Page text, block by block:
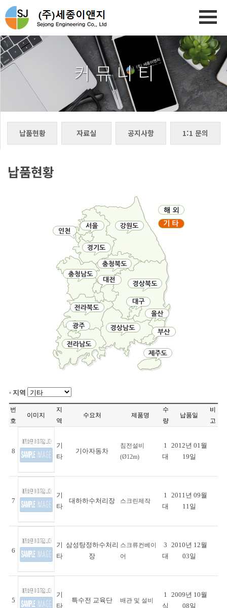
커 뮤 니 티
납품현황 자료실 공지사항 1:1 문의
납품현황
지역
번
호
이미지
지
역
수요처 제품명
수
량
납품일
비
고
8
기
타
기아자동차
침전설비
(Ø12m)
1
대
2012년 01월
19일
7
기
타
대하하수처리장 스크린제작
1
대
2011년 09월
11일
6
기
타
삼성탕정하수처리
장
스크류컨베이
어
3
대
2010년 12월
03일
5
기
타
특수전 교육단 배관 및 설비
1
식
2009년 10월
08일